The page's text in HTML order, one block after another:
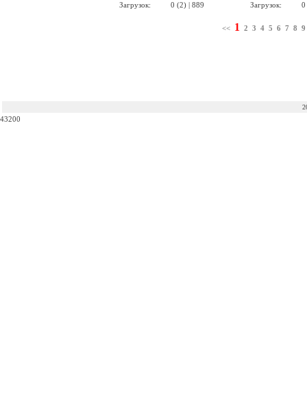
Загрузок:
0 (2) | 889
Загрузок:
0
<< 1 2 3 4 5 6 7 8 9
43200